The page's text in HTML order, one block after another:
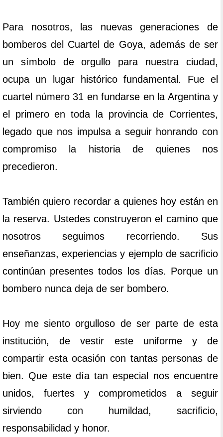
Para nosotros, las nuevas generaciones de
bomberos del Cuartel de Goya, además de ser
un símbolo de orgullo para nuestra ciudad,
ocupa un lugar histórico fundamental. Fue el
cuartel número 31 en fundarse en la Argentina y
el primero en toda la provincia de Corrientes,
legado que nos impulsa a seguir honrando con
compromiso la historia de quienes nos
precedieron.
También quiero recordar a quienes hoy están en
la reserva. Ustedes construyeron el camino que
nosotros seguimos recorriendo. Sus
enseñanzas, experiencias y ejemplo de sacrificio
continúan presentes todos los días. Porque un
bombero nunca deja de ser bombero.
Hoy me siento orgulloso de ser parte de esta
institución, de vestir este uniforme y de
compartir esta ocasión con tantas personas de
bien. Que este día tan especial nos encuentre
unidos, fuertes y comprometidos a seguir
sirviendo con humildad, sacrificio,
responsabilidad y honor.